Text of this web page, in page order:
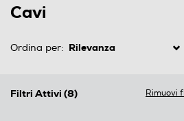
Cavi
Ordina per:
Filtri Attivi (8) Rimuovi